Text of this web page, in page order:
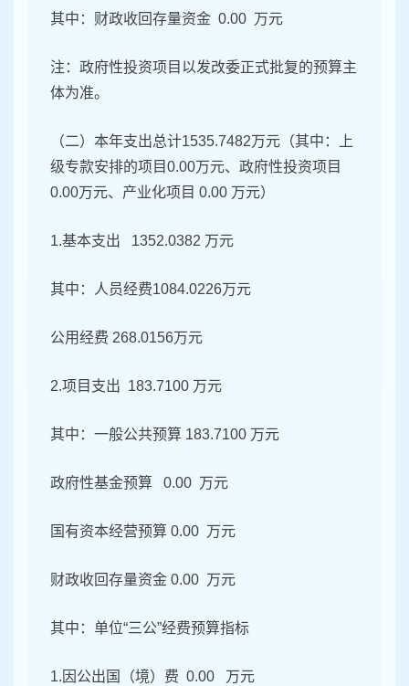
其中：财政收回存量资金 0.00 万元
注：政府性投资项目以发改委正式批复的预算主
体为准。
（二）本年支出总计1535.7482万元（其中：上
级专款安排的项目0.00万元、政府性投资项目
0.00万元、产业化项目 0.00 万元）
1.基本支出 1352.0382 万元
其中：人员经费1084.0226万元
公用经费 268.0156万元
2.项目支出 183.7100 万元
其中：一般公共预算 183.7100 万元
政府性基金预算 0.00 万元
国有资本经营预算 0.00 万元
财政收回存量资金 0.00 万元
其中：单位“三公”经费预算指标
1.因公出国（境）费 0.00 万元